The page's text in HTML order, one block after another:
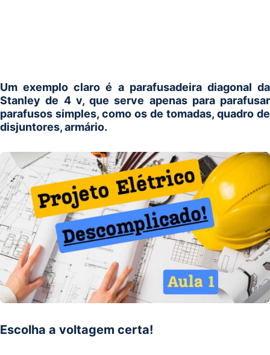
Um exemplo claro é a parafusadeira diagonal da
Stanley de 4 v, que serve apenas para parafusar
parafusos simples, como os de tomadas, quadro de
disjuntores, armário.
Escolha a voltagem certa!